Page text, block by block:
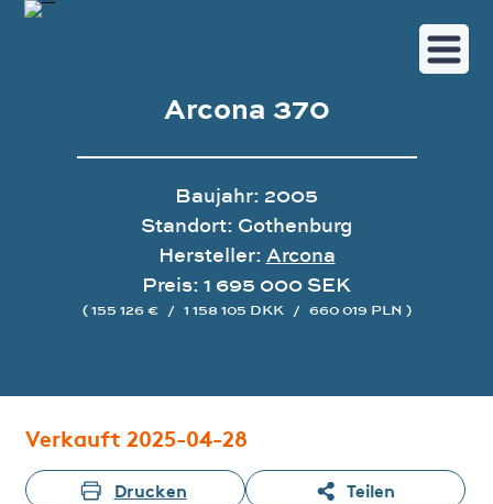
Arcona 370
Baujahr: 2005
Standort: Gothenburg
Hersteller: Arcona
Preis: 1 695 000 SEK
( 155 126 € / 1 158 105 DKK / 660 019 PLN )
Verkauft 2025-04-28
Drucken Teilen